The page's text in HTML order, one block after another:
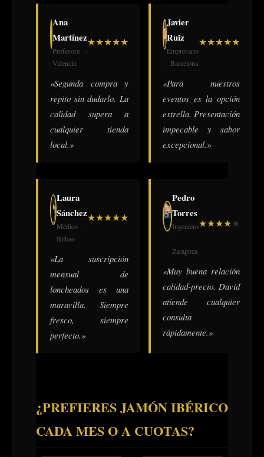
Ana
Martínez
Profesora ·
Valencia
★★★★★
«Segunda compra y
repito sin dudarlo. La
calidad supera a
cualquier tienda
local.»
Javier
Ruiz
Empresario
· Barcelona
★★★★★
«Para nuestros
eventos es la opción
estrella. Presentación
impecable y sabor
excepcional.»
Laura
Sánchez
Médico ·
Bilbao
★★★★★
«La suscripción
mensual de
loncheados es una
maravilla. Siempre
fresco, siempre
perfecto.»
Pedro
Torres
Ingeniero
·
Zaragoza
★★★★★
«Muy buena relación
calidad-precio. David
atiende cualquier
consulta
rápidamente.»
¿PREFIERES JAMÓN IBÉRICO
CADA MES O A CUOTAS?